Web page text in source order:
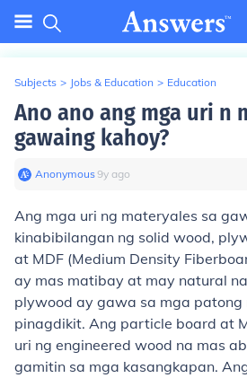
Subjects > Jobs & Education > Education
Ano ano ang mga uri n
gawaing kahoy?
Anonymous∙9y ago
Ang mga uri ng materyales sa
kinabibilangan ng solid wood,
at MDF (Medium Density
ay mas matibay at may natural
plywood ay gawa sa mga patong
pinagdikit. Ang particle board at
uri ng engineered wood na mas
gamitin sa mga kasangkapan.